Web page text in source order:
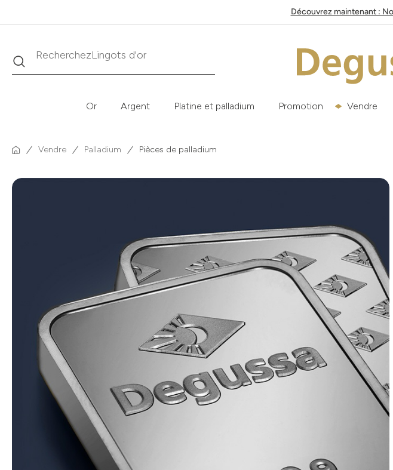
Découvrez maintenant :
RechercheRecherchezKrugerrand
Or Argent Platine et palladium Promotion Vendre
Vendre Palladium Pièces de palladium